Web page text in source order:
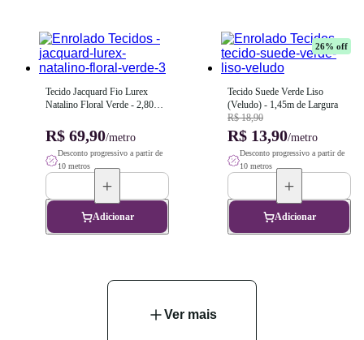
Tecido Jacquard Fio Lurex
Natalino Floral Verde - 2,80m
R$ 69,90/metro
Desconto progressivo a partir de
10 metros
Adicionar
26% off
Tecido Suede Verde Liso
(Veludo) - 1,45m de Largura
R$ 18,90
R$ 13,90/metro
Desconto progressivo a partir de
10 metros
Adicionar
Ver mais